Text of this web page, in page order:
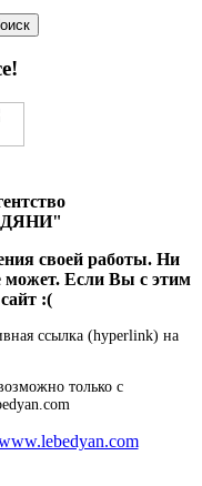
своей работы. Ни
может. Если Вы с этим
:(
ссылка (hyperlink) на
только с